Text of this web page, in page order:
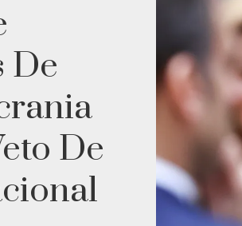
De
De